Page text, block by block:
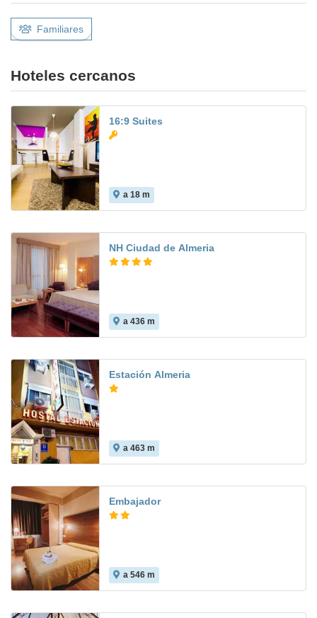
Familiares
Hoteles cercanos
16:9 Suites
a 18 m
NH Ciudad de Almeria
a 436 m
Estación Almeria
a 463 m
Embajador
a 546 m